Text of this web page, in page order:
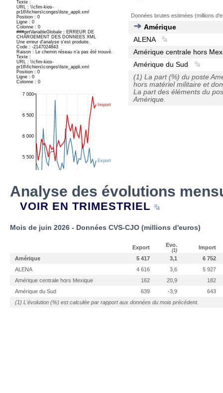
Données brutes estimées (millions
Amérique
ALENA
Amérique centrale hors
Amérique du Sud
(1) La part (%) du poste
hors matériel militaire et
La part des éléments du
Amérique.
Analyse des évolutions
VOIR EN TRIMESTRIEL
Mois de juin 2026 - Données CVS-CJO (millions d'euros)
Export Evo.
(1) Import
Amérique 5 417 3,1
6 752
ALENA
4 616 3,6
5 927
Amérique centrale hors Mexique
162 20,9
182
Amérique du Sud
639 -3,9
643
(1) L'évolution (%) est calculée par rapport aux données du mois précédent.